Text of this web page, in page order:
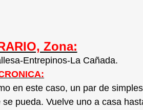
Zona:
Entrepinos-La Cañada.
en este caso, un par de
pueda. Vuelve uno a casa